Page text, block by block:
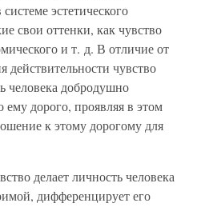
эстетического
свои оттенки, как чувство
и т. д. В отличие от
действительности чувство
человека добродушно
дорого, проявляя в этом
к этому дорогому для
делает личность человека
дифференцирует его